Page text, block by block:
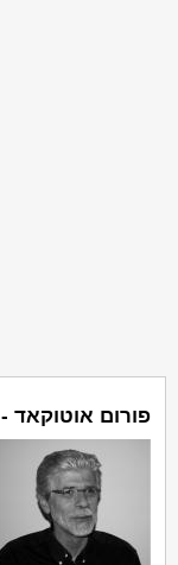
פורום אוטוקאד - AutoCAD בשיתוף